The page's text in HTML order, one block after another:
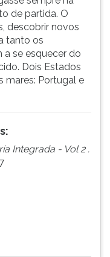
de partida. O
descobrir novos
tanto os
a se esquecer do
Dois Estados
mares: Portugal e
Integrada - Vol 2 .